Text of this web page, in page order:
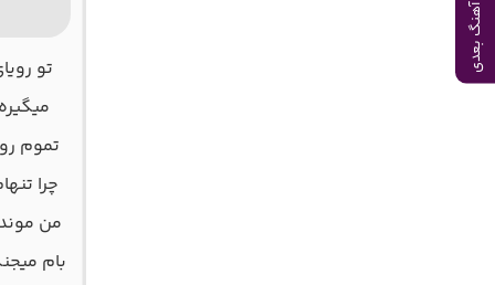
آهنگ بعدی
ﺗﻮ
ﺗﻤﻮم
ﭼﺮا
ﻣﻦ
ﺑﺎم